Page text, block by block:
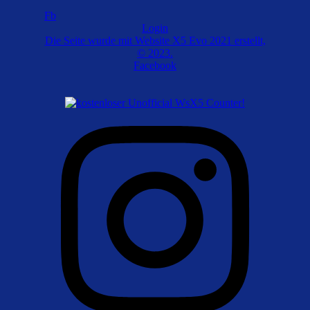
VIII. offenes Schulschachturnier des Landkreises Vorpommern -
Greifswald am 10.03.2013 (Teil 1) im Tierpark Ueckermünde; Fotos:
zum neuen Fotoalbum ...
VIII. offenes Schulschachturnier des Landkreises Vorpommern -
Greifswald am 10.03.2013 (Teil 2) im Tierpark Ueckermünde; Fotos:
Christine und Gerd Zentgraf
vom 10.03.2013
zum neuen Fotoalbum ...
VIII. offenes Schulschachturnier des Landkreises Vorpommern -
Greifswald am 10.03.2013 (Teil 3) im Tierpark Ueckermünde; Fotos:
Christine und Gerd Zentgraf
vom 10.03.2013
zum neuen Fotoalbum ...
Fb
Login
Die Seite wurde mit Website X5 Evo 2021 erstellt,
© 2023.
Facebook